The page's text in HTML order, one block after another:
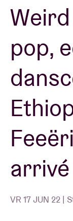
BRDCST
ABtv
Over AB
Contact
pop,
arrivé
VR 17 JUN 22 |